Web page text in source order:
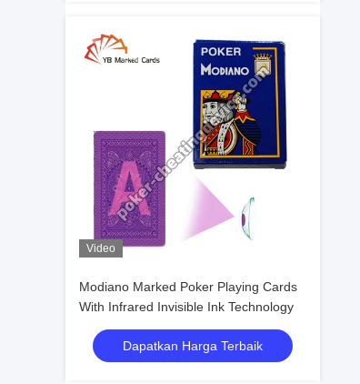
Video
Modiano Marked Poker Playing Cards
With Infrared Invisible Ink Technology
Dapatkan Harga Terbaik